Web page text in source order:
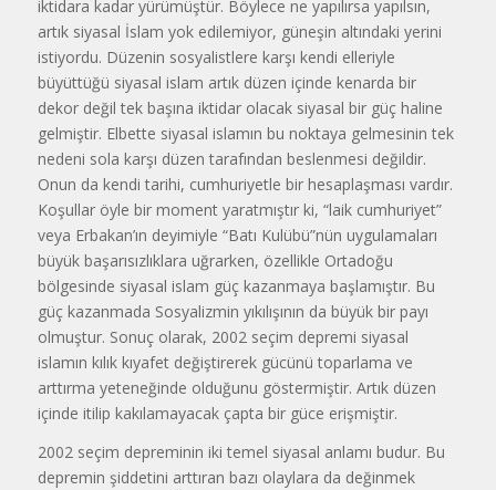
iktidara kadar yürümüştür. Böylece ne yapılırsa yapılsın,
artık siyasal İslam yok edilemiyor, güneşin altındaki yerini
istiyordu. Düzenin sosyalistlere karşı kendi elleriyle
büyüttüğü siyasal islam artık düzen içinde kenarda bir
dekor değil tek başına iktidar olacak siyasal bir güç haline
gelmiştir. Elbette siyasal islamın bu noktaya gelmesinin tek
nedeni sola karşı düzen tarafından beslenmesi değildir.
Onun da kendi tarihi, cumhuriyetle bir hesaplaşması vardır.
Koşullar öyle bir moment yaratmıştır ki, “laik cumhuriyet”
veya Erbakan’ın deyimiyle “Batı Kulübü”nün uygulamaları
büyük başarısızlıklara uğrarken, özellikle Ortadoğu
bölgesinde siyasal islam güç kazanmaya başlamıştır. Bu
güç kazanmada Sosyalizmin yıkılışının da büyük bir payı
olmuştur. Sonuç olarak, 2002 seçim depremi siyasal
islamın kılık kıyafet değiştirerek gücünü toparlama ve
arttırma yeteneğinde olduğunu göstermiştir. Artık düzen
içinde itilip kakılamayacak çapta bir güce erişmiştir.
2002 seçim depreminin iki temel siyasal anlamı budur. Bu
depremin şiddetini arttıran bazı olaylara da değinmek